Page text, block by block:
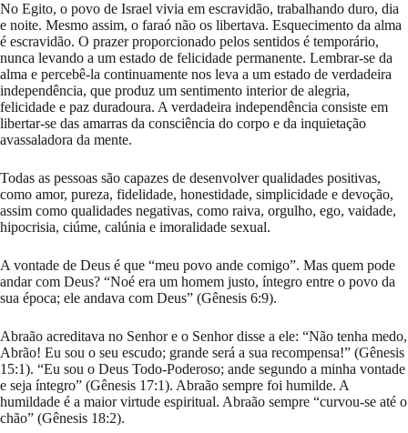
No Egito, o povo de Israel vivia em escravidão, trabalhando duro, dia
e noite. Mesmo assim, o faraó não os libertava. Esquecimento da alma
é escravidão. O prazer proporcionado pelos sentidos é temporário,
nunca levando a um estado de felicidade permanente. Lembrar-se da
alma e percebê-la continuamente nos leva a um estado de verdadeira
independência, que produz um sentimento interior de alegria,
felicidade e paz duradoura. A verdadeira independência consiste em
libertar-se das amarras da consciência do corpo e da inquietação
avassaladora da mente.
Todas as pessoas são capazes de desenvolver qualidades positivas,
como amor, pureza, fidelidade, honestidade, simplicidade e devoção,
assim como qualidades negativas, como raiva, orgulho, ego, vaidade,
hipocrisia, ciúme, calúnia e imoralidade sexual.
A vontade de Deus é que “meu povo ande comigo”. Mas quem pode
andar com Deus? “Noé era um homem justo, íntegro entre o povo da
sua época; ele andava com Deus” (Gênesis 6:9).
Abraão acreditava no Senhor e o Senhor disse a ele: “Não tenha medo,
Abrão! Eu sou o seu escudo; grande será a sua recompensa!” (Gênesis
15:1). “Eu sou o Deus Todo-Poderoso; ande segundo a minha vontade
e seja íntegro” (Gênesis 17:1). Abraão sempre foi humilde. A
humildade é a maior virtude espiritual. Abraão sempre “curvou-se até o
chão” (Gênesis 18:2).